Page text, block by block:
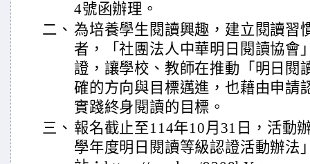
4號函辦理。
二、 為培養學生閱讀興趣，建立閱讀習
者，「社團法人中華明日閱讀協會
證，讓學校、教師在推動「明日閱
確的方向與目標邁進，也藉由申請
實踐終身閱讀的目標。
三、 報名截止至114年10月31日，活動
學年度明日閱讀等級認證活動辦法